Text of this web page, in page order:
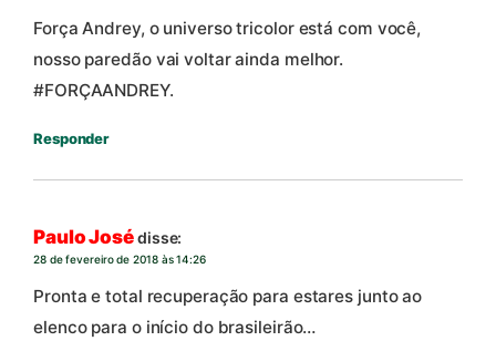
Força Andrey, o universo tricolor está com você,
nosso paredão vai voltar ainda melhor.
#FORÇAANDREY.
Responder
Paulo Josédisse:
28 de fevereiro de 2018 às 14:26
Pronta e total recuperação para estares junto ao
elenco para o início do brasileirão…